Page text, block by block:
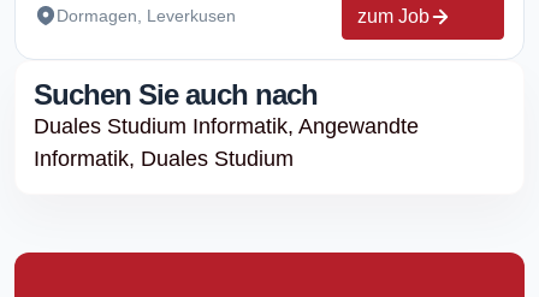
Dormagen, Leverkusen zum Job
Suchen Sie auch nach
Duales Studium Informatik, Angewandte
Informatik, Duales Studium